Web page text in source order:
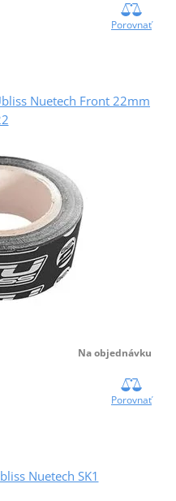
Porovnať
Nuetech Front 22mm
Na objednávku
Porovnať
Nuetech SK1